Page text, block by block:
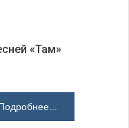
«Там»